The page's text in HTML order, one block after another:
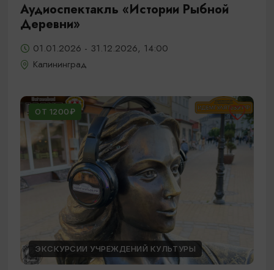
Аудиоспектакль «Истории Рыбной
Деревни»
01.01.2026 - 31.12.2026, 14:00
Калининград
ОТ 1200₽
ЭКСКУРСИИ УЧРЕЖДЕНИЙ КУЛЬТУРЫ